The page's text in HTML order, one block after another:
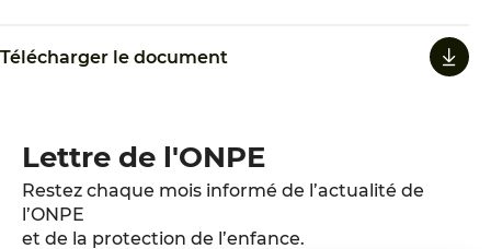
Télécharger le document
Lettre de l'ONPE
Restez chaque mois informé de l’actualité de
l’ONPE
et de la protection de l’enfance.